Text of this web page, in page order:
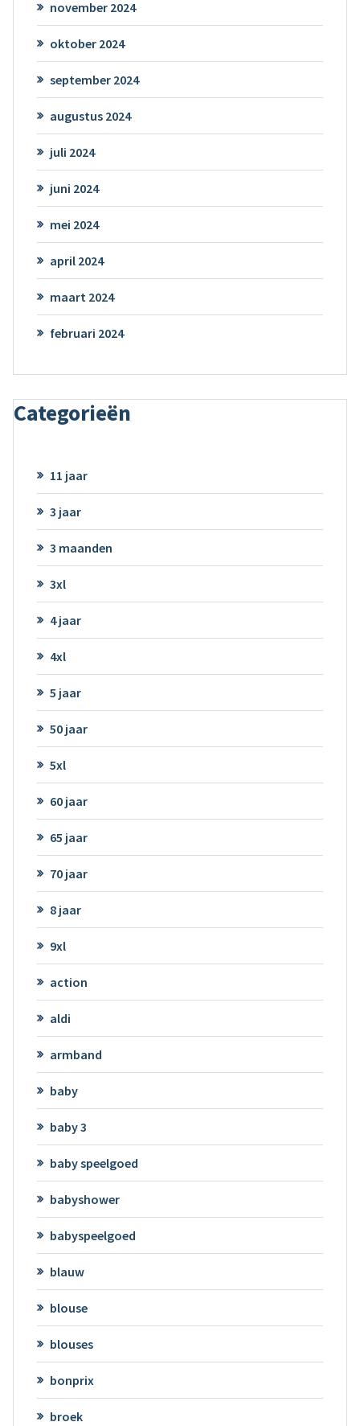
november 2024
oktober 2024
september 2024
augustus 2024
juli 2024
juni 2024
mei 2024
april 2024
maart 2024
februari 2024
Categorieën
11 jaar
3 jaar
3 maanden
3xl
4 jaar
4xl
5 jaar
50 jaar
5xl
60 jaar
65 jaar
70 jaar
8 jaar
9xl
action
aldi
armband
baby
baby 3
baby speelgoed
babyshower
babyspeelgoed
blauw
blouse
blouses
bonprix
broek